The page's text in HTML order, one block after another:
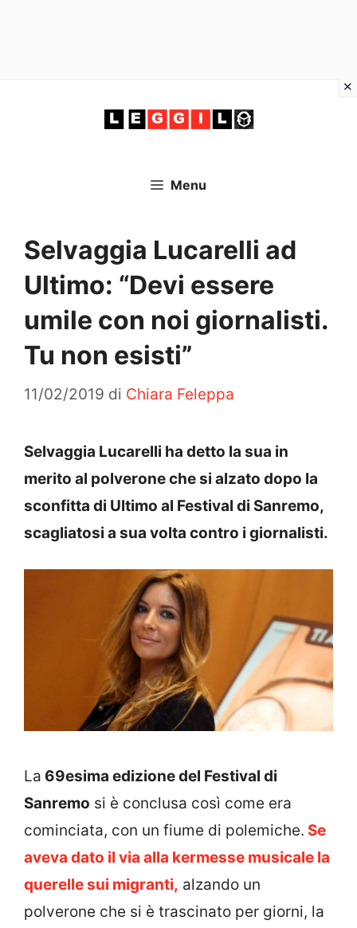
Menu
Selvaggia Lucarelli ad
Ultimo: “Devi essere
umile con noi giornalisti.
Tu non esisti”
11/02/2019 di Chiara Feleppa
Selvaggia Lucarelli ha detto la sua in
merito al polverone che si alzato dopo la
sconfitta di Ultimo al Festival di Sanremo,
scagliatosi a sua volta contro i giornalisti.
La 69esima edizione del Festival di
Sanremo si è conclusa così come era
cominciata, con un fiume di polemiche. Se
aveva dato il via alla kermesse musicale la
querelle sui migranti, alzando un
polverone che si è trascinato per giorni, la